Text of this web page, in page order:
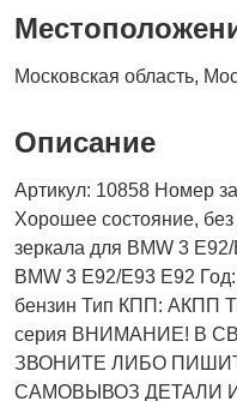
Московская область,
Описание
Артикул: 10858 Номер
Хорошее состояние,
зеркала для BMW 3
BMW 3 E92/E93 E92
бензин Тип КПП: АКПП
серия ВНИМАНИЕ! В
ЗВОНИТЕ ЛИБО
САМОВЫВОЗ ДЕТАЛИ